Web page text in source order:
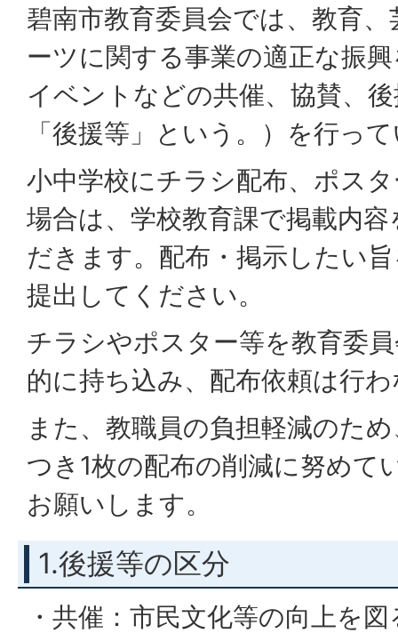
碧南市教育委員会では、教育
ーツに関する事業の適正な振
イベントなどの共催、協賛、
「後援等」という。）を行っ
小中学校にチラシ配布、ポス
場合は、学校教育課で掲載内
だきます。配布・掲示したい
提出してください。
チラシやポスター等を教育委
的に持ち込み、配布依頼は行
また、教職員の負担軽減のた
つき1枚の配布の削減に努めて
お願いします。
1.後援等の区分
・共催：市民文化等の向上を